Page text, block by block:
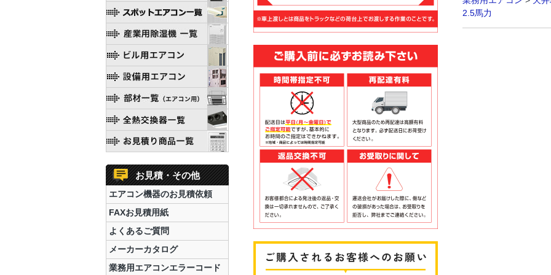
2.5馬力
お見積・その他
エアコン機器のお見積依頼
FAXお見積用紙
よくあるご質問
メーカーカタログ
業務用エアコンエラーコード